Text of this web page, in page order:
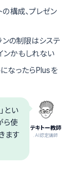
構成、プレゼン
の制限はシステ
ンかもしれない
なったらPlusを
テキトー教師
.AI認定講師
とい
ら使
ます